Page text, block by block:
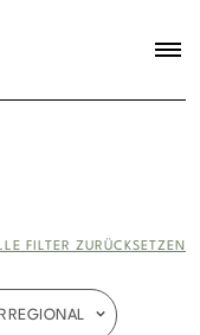
FILTER ZURÜCKSETZEN